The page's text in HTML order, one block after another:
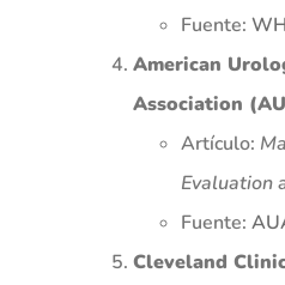
Fuente:
American
Association
Artículo:
Evaluation
Fuente:
Cleveland